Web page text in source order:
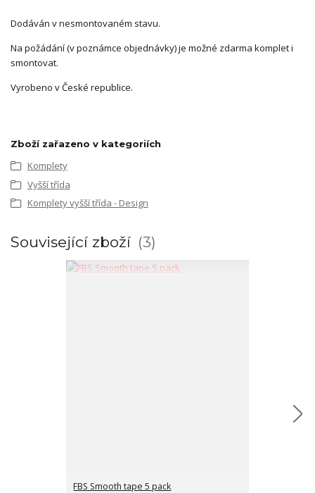
Dodáván v nesmontovaném stavu.
Na požádání (v poznámce objednávky) je možné zdarma komplet i
smontovat.
Vyrobeno v České republice.
Zboží zařazeno v kategoriích
Komplety
Vyšší třída
Komplety vyšší třída - Design
Související zboží 3
FBS Smooth tape 5 pack